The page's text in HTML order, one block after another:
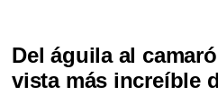
Del águila al
vista más increíble